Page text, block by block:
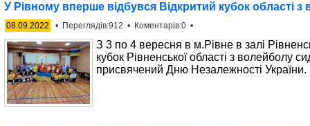
У Рівному вперше відбувся Відкритий кубок області
08.09.2022 • Переглядів:912 • Коментарів:0 •
З 3 по 4 вересня в м.Рівне в залі
кубок Рівненської області з волейболу
присвячений Дню Незалежності України.